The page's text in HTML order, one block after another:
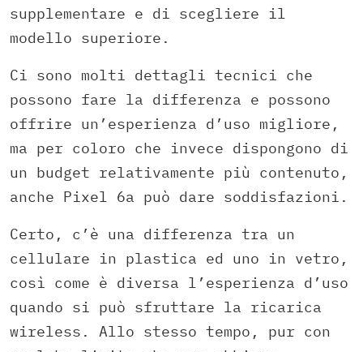
supplementare e di scegliere il
modello superiore.
Ci sono molti dettagli tecnici che
possono fare la differenza e possono
offrire un’esperienza d’uso migliore,
ma per coloro che invece dispongono di
un budget relativamente più contenuto,
anche Pixel 6a può dare soddisfazioni.
Certo, c’è una differenza tra un
cellulare in plastica ed uno in vetro,
così come è diversa l’esperienza d’uso
quando si può sfruttare la ricarica
wireless. Allo stesso tempo, pur con